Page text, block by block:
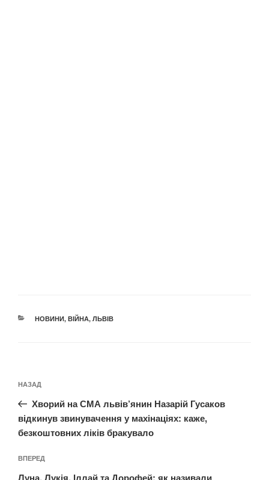
КАТЕГОРІЇ
НОВИНИ, ВІЙНА, ЛЬВІВ
записів
Попередній
запис:
НАЗАД
Хворий на СМА львів’янин Назарій Гусаков
відкинув звинувачення у махінаціях: каже,
безкоштовних ліків бракувало
Наступний
запис
ВПЕРЕД